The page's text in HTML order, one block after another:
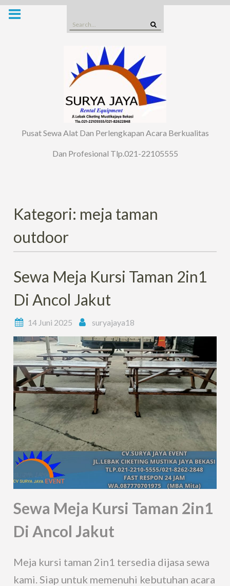
Skip
Search
for:
Pusat Sewa Alat Dan Perlengkapan Acara Berkualitas
Dan Profesional Tlp.021-22105555
Kategori: meja taman
outdoor
Sewa Meja Kursi Taman 2in1
Di Ancol Jakut
14 Juni 2025 suryajaya18
Sewa Meja Kursi Taman 2in1
Di Ancol Jakut
Meja kursi taman 2in1 tersedia dijasa sewa
kami. Siap untuk memenuhi kebutuhan acara